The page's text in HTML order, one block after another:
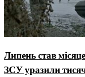
Липень став
ЗСУ уразили